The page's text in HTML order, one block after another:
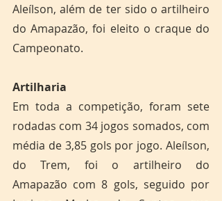
Aleílson, além de ter sido o artilheiro
do Amapazão, foi eleito o craque do
Campeonato.
Artilharia
Em toda a competição, foram sete
rodadas com 34 jogos somados, com
média de 3,85 gols por jogo. Aleílson,
do Trem, foi o artilheiro do
Amapazão com 8 gols, seguido por